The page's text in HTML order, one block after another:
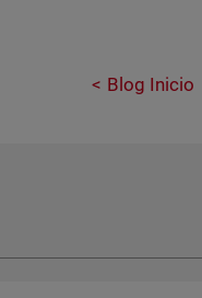
Blog Inicio